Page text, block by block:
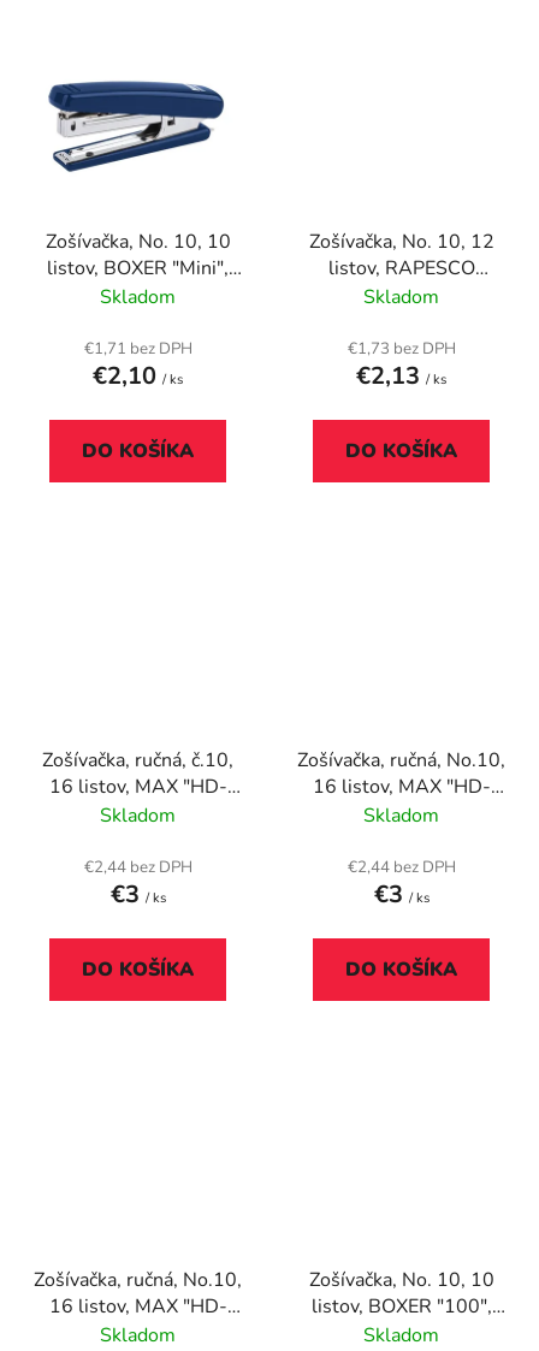
Zošívačka, No. 10, 10
listov, BOXER "Mini",
modrá
Skladom
€1,71 bez DPH
€2,10 / ks
DO KOŠÍKA
Zošívačka, No. 10, 12
listov, RAPESCO
"Pocket", rôzne farby
Skladom
€1,73 bez DPH
€2,13 / ks
DO KOŠÍKA
Zošívačka, ručná, č.10,
16 listov, MAX "HD-
10", pastelová zelená
Skladom
€2,44 bez DPH
€3 / ks
DO KOŠÍKA
Zošívačka, ručná, No.10,
16 listov, MAX "HD-
10", pastelová fialová
Skladom
€2,44 bez DPH
€3 / ks
DO KOŠÍKA
Zošívačka, ručná, No.10,
16 listov, MAX "HD-
10", pastelová modrá
Skladom
Zošívačka, No. 10, 10
listov, BOXER "100",
biela
Skladom